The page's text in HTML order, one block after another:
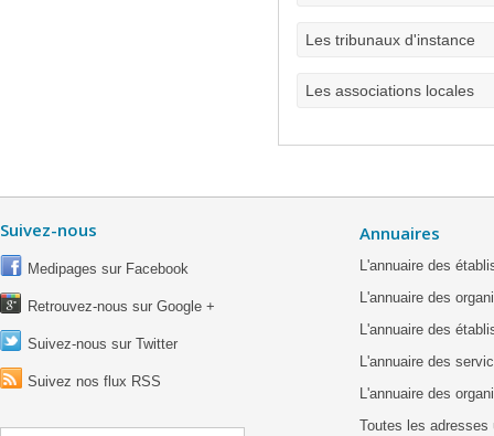
Les tribunaux d'instance
Les associations locales
Suivez-nous
Medipages sur Facebook
Retrouvez-nous sur Google +
Suivez-nous sur Twitter
Suivez nos flux RSS
Annuaires
L'annuaire des
L'annuaire des
L'annuaire des
L'annuaire des
L'annuaire des
Toutes les adresses